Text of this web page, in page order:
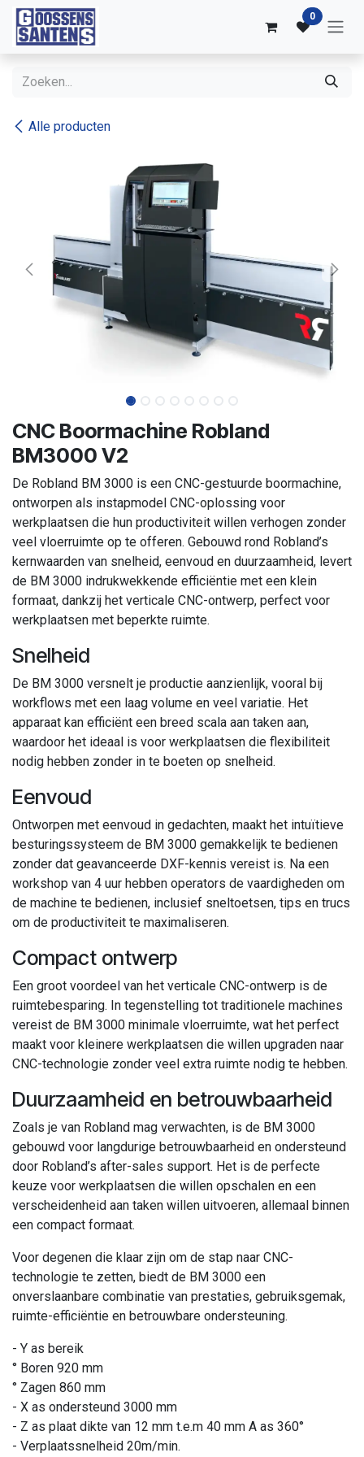
Overslaan naar inhoud
0
Alle producten
CNC Boormachine Robland
BM3000 V2
De Robland BM 3000 is een CNC-gestuurde boormachine,
ontworpen als instapmodel CNC-oplossing voor
werkplaatsen die hun productiviteit willen verhogen zonder
veel vloerruimte op te offeren. Gebouwd rond Robland’s
kernwaarden van snelheid, eenvoud en duurzaamheid, levert
de BM 3000 indrukwekkende efficiëntie met een klein
formaat, dankzij het verticale CNC-ontwerp, perfect voor
werkplaatsen met beperkte ruimte.
Snelheid
De BM 3000 versnelt je productie aanzienlijk, vooral bij
workflows met een laag volume en veel variatie. Het
apparaat kan efficiënt een breed scala aan taken aan,
waardoor het ideaal is voor werkplaatsen die flexibiliteit
nodig hebben zonder in te boeten op snelheid.
Eenvoud
Ontworpen met eenvoud in gedachten, maakt het intuïtieve
besturingssysteem de BM 3000 gemakkelijk te bedienen
zonder dat geavanceerde DXF-kennis vereist is. Na een
workshop van 4 uur hebben operators de vaardigheden om
de machine te bedienen, inclusief sneltoetsen, tips en trucs
om de productiviteit te maximaliseren.
Compact ontwerp
Een groot voordeel van het verticale CNC-ontwerp is de
ruimtebesparing. In tegenstelling tot traditionele machines
vereist de BM 3000 minimale vloerruimte, wat het perfect
maakt voor kleinere werkplaatsen die willen upgraden naar
CNC-technologie zonder veel extra ruimte nodig te hebben.
Duurzaamheid en betrouwbaarheid
Zoals je van Robland mag verwachten, is de BM 3000
gebouwd voor langdurige betrouwbaarheid en ondersteund
door Robland’s after-sales support. Het is de perfecte
keuze voor werkplaatsen die willen opschalen en een
verscheidenheid aan taken willen uitvoeren, allemaal binnen
een compact formaat.
Voor degenen die klaar zijn om de stap naar CNC-
technologie te zetten, biedt de BM 3000 een
onverslaanbare combinatie van prestaties, gebruiksgemak,
ruimte-efficiëntie en betrouwbare ondersteuning.
- Y as bereik
° Boren 920 mm
° Zagen 860 mm
- X as ondersteund 3000 mm
- Z as plaat dikte van 12 mm t.e.m 40 mm A as 360°
- Verplaatssnelheid 20m/min.